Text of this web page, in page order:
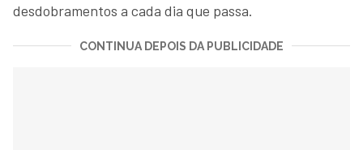
desdobramentos a cada dia que passa.
CONTINUA DEPOIS DA PUBLICIDADE